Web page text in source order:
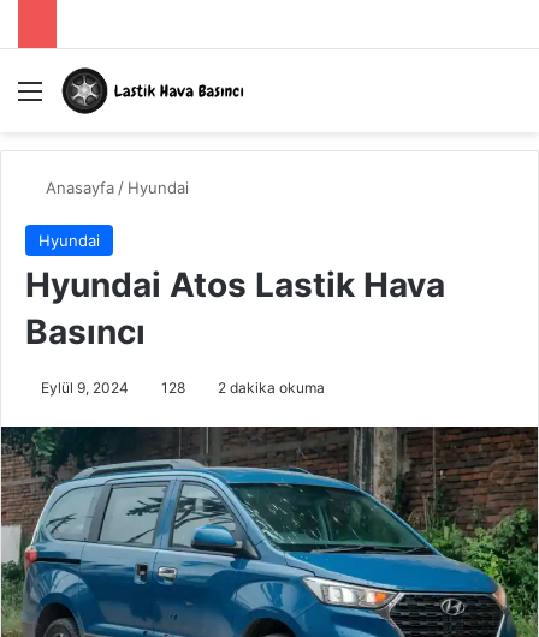
Menü
Anasayfa / Hyundai
Hyundai
Hyundai Atos Lastik Hava
Basıncı
Eylül 9, 2024 128 2 dakika okuma